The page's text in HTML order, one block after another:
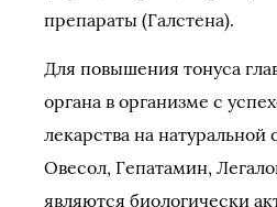
препараты (Галстена).
Для повышения тонуса
органа в организме с
лекарства на натуральной
Овесол, Гепатамин,
являются биологически